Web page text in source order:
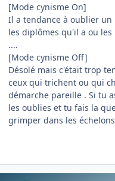
[Mode cynisme On]
Il a tendance à oublier un
les diplômes qu'il a ou
....
[Mode cynisme Off]
Désolé mais c'était trop
ceux qui trichent ou qui
démarche pareille . Si tu
les oublies et tu fais la
grimper dans les